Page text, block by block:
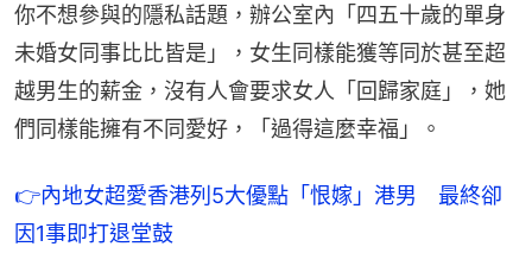
你不想參與的隱私話題，辦公室內「四五十歲的單身
未婚女同事比比皆是」，女生同樣能獲等同於甚至超
越男生的薪金，沒有人會要求女人「回歸家庭」，她
們同樣能擁有不同愛好，「過得這麼幸福」。
👉內地女超愛香港列5大優點「恨嫁」港男　最終卻
因1事即打退堂鼓